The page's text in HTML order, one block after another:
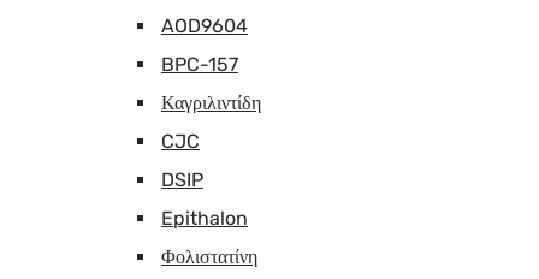
AOD9604
BPC-157
Καγριλιντίδη
CJC
DSIP
Epithalon
Φολιστατίνη